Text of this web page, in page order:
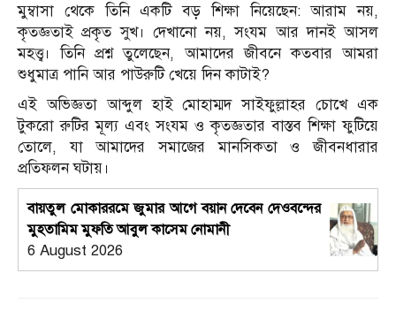
মুম্বাসা থেকে তিনি একটি বড় শিক্ষা নিয়েছেন: আরাম নয়,
কৃতজ্ঞতাই প্রকৃত সুখ। দেখানো নয়, সংযম আর দানই আসল
মহত্ত্ব। তিনি প্রশ্ন তুলেছেন, আমাদের জীবনে কতবার আমরা
শুধুমাত্র পানি আর পাউরুটি খেয়ে দিন কাটাই?
এই অভিজ্ঞতা আব্দুল হাই মোহাম্মদ সাইফুল্লাহর চোখে এক
টুকরো রুটির মূল্য এবং সংযম ও কৃতজ্ঞতার বাস্তব শিক্ষা ফুটিয়ে
তোলে, যা আমাদের সমাজের মানসিকতা ও জীবনধারার
প্রতিফলন ঘটায়।
বায়তুল মোকাররমে জুমার আগে বয়ান দেবেন দেওবন্দের
মুহতামিম মুফতি আবুল কাসেম নোমানী
6 August 2026